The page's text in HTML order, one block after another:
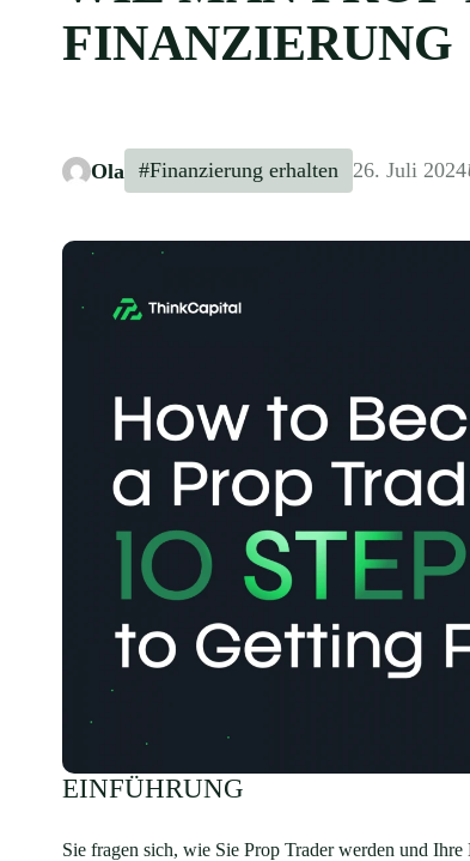
FINANZIERUNG
Ola #Finanzierung erhalten 26. Juli 2024
EINFÜHRUNG
Sie fragen sich, wie Sie Prop Trader werden und